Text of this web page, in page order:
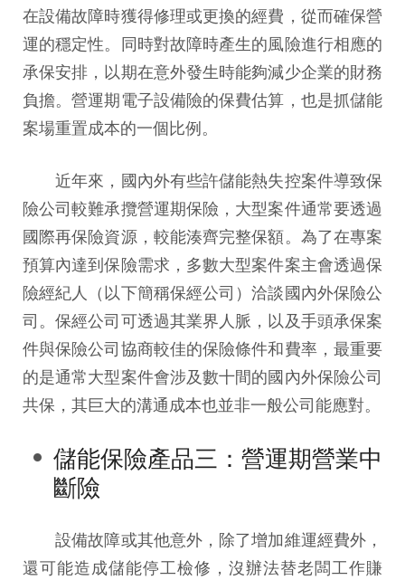
在設備故障時獲得修理或更換的經費，從而確保營
運的穩定性。同時對故障時產生的風險進行相應的
承保安排，以期在意外發生時能夠減少企業的財務
負擔。營運期電子設備險的保費估算，也是抓儲能
案場重置成本的一個比例。
近年來，國內外有些許儲能熱失控案件導致保
險公司較難承攬營運期保險，大型案件通常要透過
國際再保險資源，較能湊齊完整保額。為了在專案
預算內達到保險需求，多數大型案件案主會透過保
險經紀人（以下簡稱保經公司）洽談國內外保險公
司。保經公司可透過其業界人脈，以及手頭承保案
件與保險公司協商較佳的保險條件和費率，最重要
的是通常大型案件會涉及數十間的國內外保險公司
共保，其巨大的溝通成本也並非一般公司能應對。
儲能保險產品三：營運期營業中
斷險
設備故障或其他意外，除了增加維運經費外，
還可能造成儲能停工檢修，沒辦法替老闆工作賺